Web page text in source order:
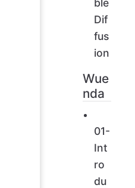
ble
Dif
fus
ion
Wue
nda
01-
Int
ro
du